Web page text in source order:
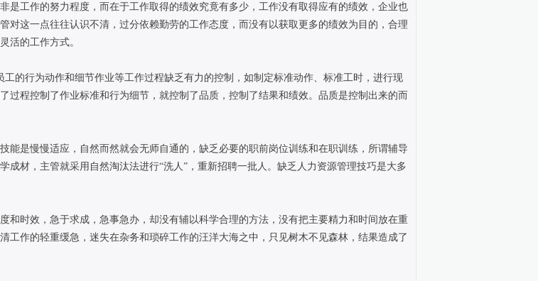
是工作的努力程度，而在于工作取得的绩效究竟有多少，工作没有取得应有的绩效，企业也
对这一点往往认识不清，过分依赖勤劳的工作态度，而没有以获取更多的绩效为目的，合理
活的工作方式。
工的行为动作和细节作业等工作过程缺乏有力的控制，如制定标准动作、标准工时，进行现
过程控制了作业标准和行为细节，就控制了品质，控制了结果和绩效。品质是控制出来的而
能是慢慢适应，自然而然就会无师自通的，缺乏必要的职前岗位训练和在职训练，所谓辅导
成材，主管就采用自然淘汰法进行“洗人”，重新招聘一批人。缺乏人力资源管理技巧是大多
和时效，急于求成，急事急办，却没有辅以科学合理的方法，没有把主要精力和时间放在重
工作的轻重缓急，迷失在杂务和琐碎工作的汪洋大海之中，只见树木不见森林，结果造成了